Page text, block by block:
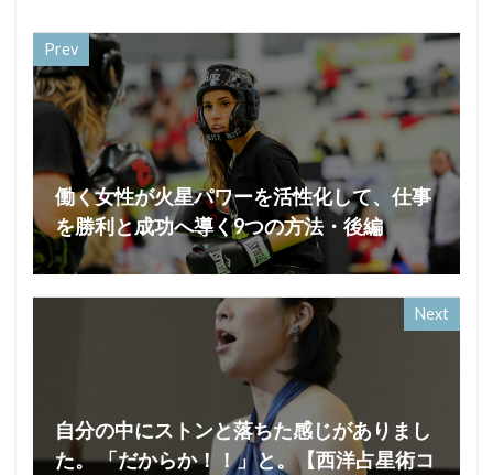
Prev
働く女性が火星パワーを活性化して、仕事
を勝利と成功へ導く9つの方法・後編
Next
自分の中にストンと落ちた感じがありまし
た。 「だからか！！」と。【西洋占星術コ